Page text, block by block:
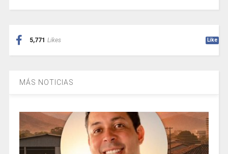
5,771 Likes Like
MÁS NOTICIAS